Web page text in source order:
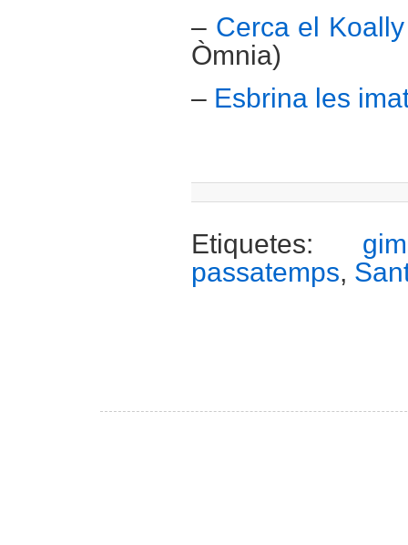
– Cerca el Koally
Òmnia)
– Esbrina les
Etiquetes:
passatemps,